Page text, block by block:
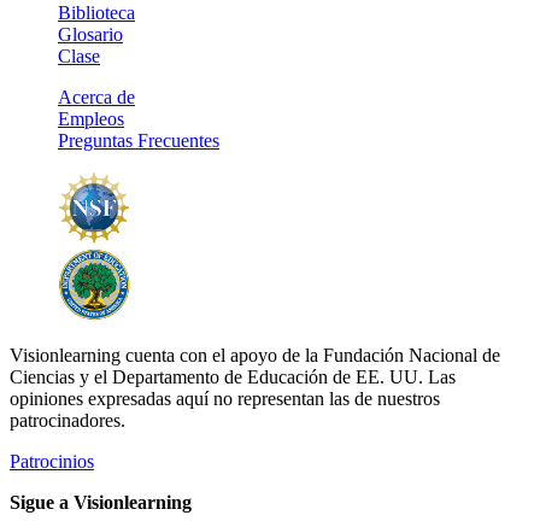
Biblioteca
Glosario
Clase
Acerca de
Empleos
Preguntas Frecuentes
Visionlearning cuenta con el apoyo de la Fundación Nacional de
Ciencias y el Departamento de Educación de EE. UU. Las
opiniones expresadas aquí no representan las de nuestros
patrocinadores.
Patrocinios
Sigue a Visionlearning